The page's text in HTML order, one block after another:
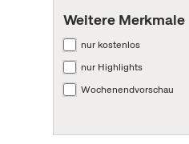
Weitere Merkmale
nur kostenlos
nur Highlights
Wochenendvorschau